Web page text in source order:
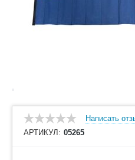
Написать
АРТИКУЛ: 05265